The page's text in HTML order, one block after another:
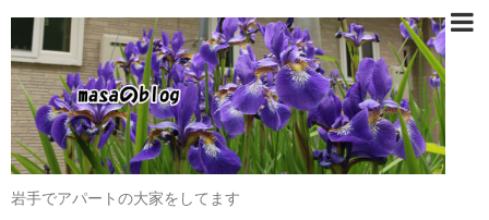
岩手でアパートの大家をしてます